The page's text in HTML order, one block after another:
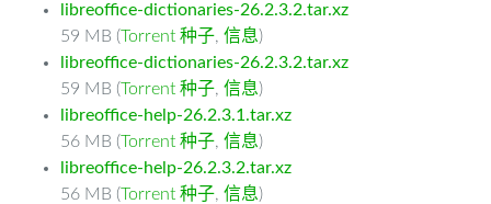
libreoffice-dictionaries-26.2.3.2.tar.xz
59 MB (Torrent 种子, 信息)
libreoffice-dictionaries-26.2.3.2.tar.xz
59 MB (Torrent 种子, 信息)
libreoffice-help-26.2.3.1.tar.xz
56 MB (Torrent 种子, 信息)
libreoffice-help-26.2.3.2.tar.xz
56 MB (Torrent 种子, 信息)